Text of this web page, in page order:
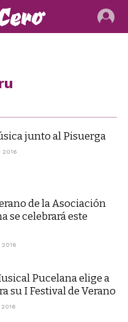
junto al Pisuerga
2016
de la Asociación
se celebrará este
2016
Pucelana elige a
su I Festival de Verano
2016